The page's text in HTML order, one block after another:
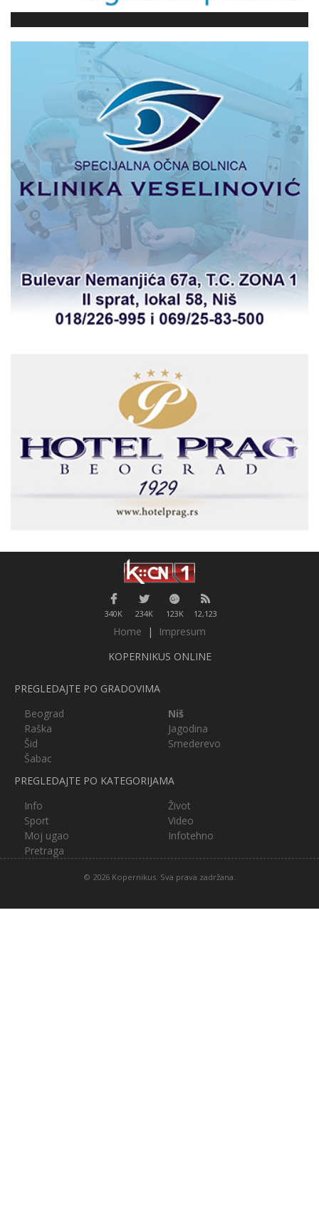
340K 234K 123K 12,123
Home |
Impresum
KOPERNIKUS ONLINE
PREGLEDAJTE PO GRADOVIMA
Beograd
Niš
Raška
Jagodina
Šid
Smederevo
Šabac
PREGLEDAJTE PO KATEGORIJAMA
Info
Život
Sport
Video
Moj ugao
Infotehno
Pretraga
© 2026 Kopernikus. Sva prava zadržana.